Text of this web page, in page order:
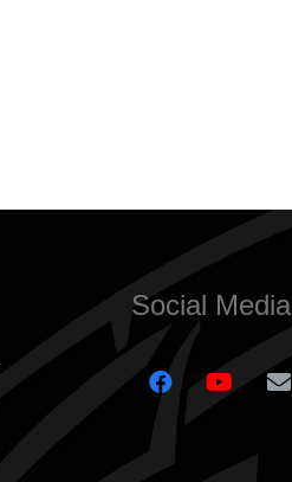
Social Media